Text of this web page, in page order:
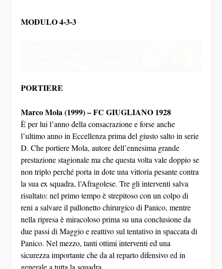
MODULO 4-3-3
PORTIERE
Marco Mola (1999) – FC GIUGLIANO 1928
È per lui l’anno della consacrazione e forse anche
l’ultimo anno in Eccellenza prima del giusto salto in serie
D. Che portiere Mola, autore dell’ennesima grande
prestazione stagionale ma che questa volta vale doppio se
non triplo perché porta in dote una vittoria pesante contra
la sua ex squadra, l’Afragolese. Tre gli interventi salva
risultato: nel primo tempo è strepitoso con un colpo di
reni a salvare il pallonetto chirurgico di Panico, mentre
nella ripresa è miracoloso prima su una conclusione da
due passi di Maggio e reattivo sul tentativo in spaccata di
Panico. Nel mezzo, tanti ottimi interventi ed una
sicurezza importante che da al reparto difensivo ed in
generale a tutta la squadra.